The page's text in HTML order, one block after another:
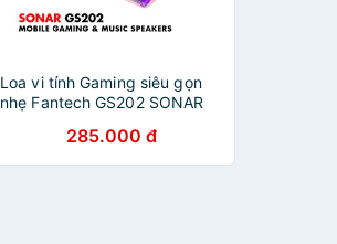
Loa vi tính Gaming siêu gọn
nhẹ Fantech GS202 SONAR
phân phối chính hãng
285.000 đ